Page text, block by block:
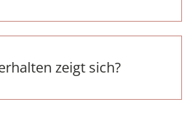
zeigt sich?